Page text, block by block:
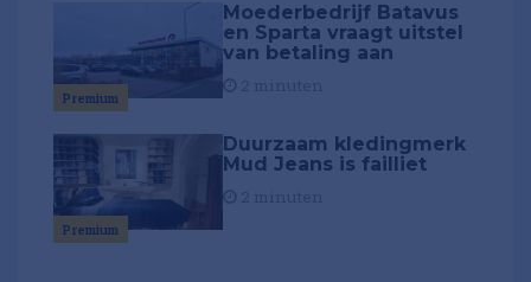
Premium
Moederbedrijf Batavus
en Sparta vraagt uitstel
van betaling aan
Premium
Duurzaam kledingmerk
Mud Jeans is failliet